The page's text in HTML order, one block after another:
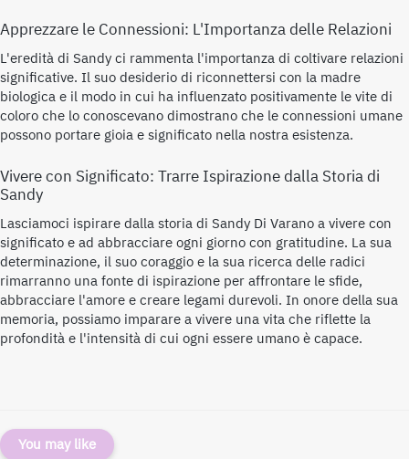
Apprezzare le Connessioni: L'Importanza delle Relazioni
L'eredità di Sandy ci rammenta l'importanza di coltivare relazioni
significative. Il suo desiderio di riconnettersi con la madre
biologica e il modo in cui ha influenzato positivamente le vite di
coloro che lo conoscevano dimostrano che le connessioni umane
possono portare gioia e significato nella nostra esistenza.
Vivere con Significato: Trarre Ispirazione dalla Storia di
Sandy
Lasciamoci ispirare dalla storia di Sandy Di Varano a vivere con
significato e ad abbracciare ogni giorno con gratitudine. La sua
determinazione, il suo coraggio e la sua ricerca delle radici
rimarranno una fonte di ispirazione per affrontare le sfide,
abbracciare l'amore e creare legami durevoli. In onore della sua
memoria, possiamo imparare a vivere una vita che riflette la
profondità e l'intensità di cui ogni essere umano è capace.
You may like